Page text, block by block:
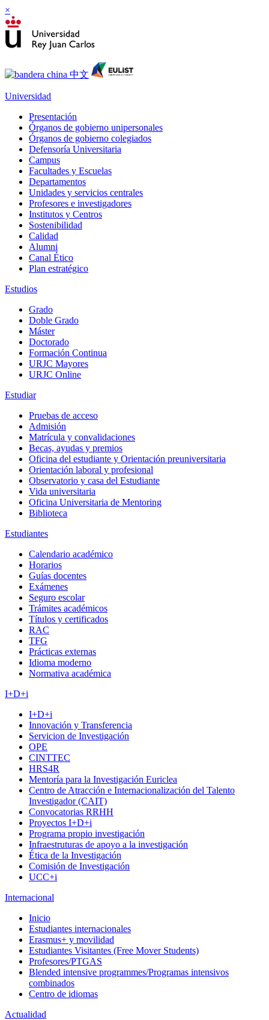
×
Universidad
Presentación
Órganos de gobierno unipersonales
Órganos de gobierno colegiados
Defensoría Universitaria
Campus
Facultades y Escuelas
Departamentos
Unidades y servicios centrales
Profesores e investigadores
Institutos y Centros
Sostenibilidad
Calidad
Alumni
Canal Ético
Plan estratégico
Estudios
Grado
Doble Grado
Máster
Doctorado
Formación Continua
URJC Mayores
URJC Online
Estudiar
Pruebas de acceso
Admisión
Matrícula y convalidaciones
Becas, ayudas y premios
Oficina del estudiante y Orientación preuniversitaria
Orientación laboral y profesional
Observatorio y casa del Estudiante
Vida universitaria
Oficina Universitaria de Mentoring
Biblioteca
Estudiantes
Calendario académico
Horarios
Guías docentes
Exámenes
Seguro escolar
Trámites académicos
Títulos y certificados
RAC
TFG
Prácticas externas
Idioma moderno
Normativa académica
I+D+i
I+D+i
Innovación y Transferencia
Servicion de Investigación
OPE
CINTTEC
HRS4R
Mentoría para la Investigación Euriclea
Centro de Atracción e Internacionalización del Talento
Investigador (CAIT)
Convocatorias RRHH
Proyectos I+D+i
Programa propio investigación
Infraestruturas de apoyo a la investigación
Ética de la Investigación
Comisión de Investigación
UCC+i
Internacional
Inicio
Estudiantes internacionales
Erasmus+ y movilidad
Estudiantes Visitantes (Free Mover Students)
Profesores/PTGAS
Blended intensive programmes/Programas intensivos
combinados
Centro de idiomas
Actualidad